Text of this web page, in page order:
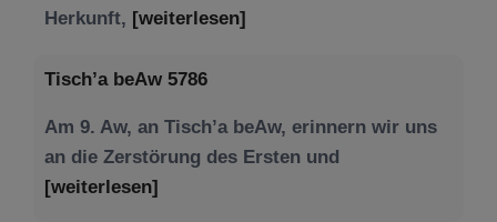
Herkunft, [weiterlesen]
Tisch’a beAw 5786
Am 9. Aw, an Tisch’a beAw, erinnern wir uns
an die Zerstörung des Ersten und
[weiterlesen]